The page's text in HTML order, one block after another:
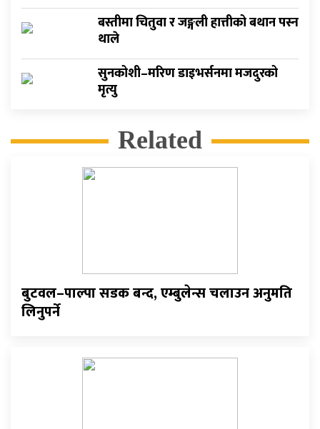
बस्तीमा चितुवा र जङ्गली हात्तीको बथान पस्न
थाले
सुनकोशी–मरिण डाइभर्सनमा मजदुरको
मृत्यु
Related
बुटवल–पाल्पा सडक बन्द, एम्बुलेन्स चलाउन अनुमति
लिनुपर्ने